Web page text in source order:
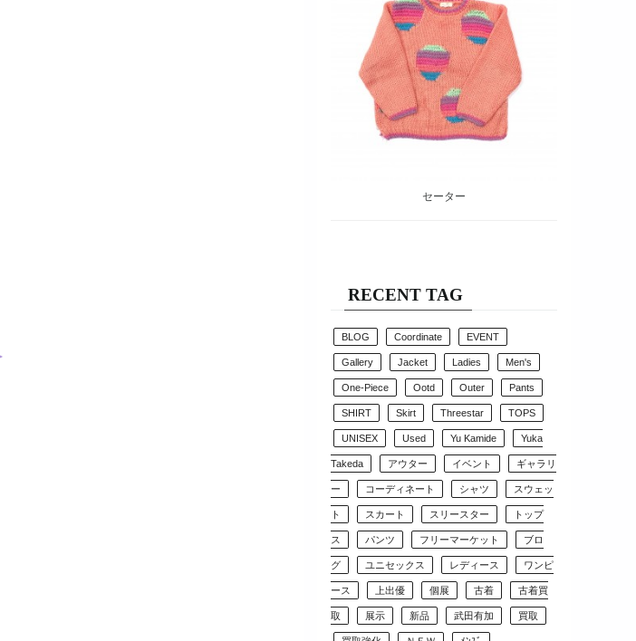
セーター
RECENT TAG
BLOG Coordinate EVENT
Gallery Jacket Ladies Men's
One-Piece Ootd Outer Pants
SHIRT Skirt Threestar TOPS
UNISEX Used Yu Kamide Yuka
Takeda アウター イベント ギャラリ
ー コーディネート シャツ スウェッ
ト スカート スリースター トップ
ス パンツ フリーマーケット ブロ
グ ユニセックス レディース ワンピ
ース 上出優 個展 古着 古着買
取 展示 新品 武田有加 買取